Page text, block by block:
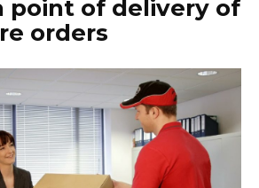
point of delivery of
orders